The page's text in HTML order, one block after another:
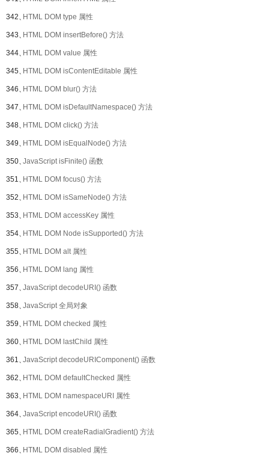
342、HTML DOM type 属性
343、HTML DOM insertBefore() 方法
344、HTML DOM value 属性
345、HTML DOM isContentEditable 属性
346、HTML DOM blur() 方法
347、HTML DOM isDefaultNamespace() 方法
348、HTML DOM click() 方法
349、HTML DOM isEqualNode() 方法
350、JavaScript isFinite() 函数
351、HTML DOM focus() 方法
352、HTML DOM isSameNode() 方法
353、HTML DOM accessKey 属性
354、HTML DOM Node isSupported() 方法
355、HTML DOM alt 属性
356、HTML DOM lang 属性
357、JavaScript decodeURI() 函数
358、JavaScript 全局对象
359、HTML DOM checked 属性
360、HTML DOM lastChild 属性
361、JavaScript decodeURIComponent() 函数
362、HTML DOM defaultChecked 属性
363、HTML DOM namespaceURI 属性
364、JavaScript encodeURI() 函数
365、HTML DOM createRadialGradient() 方法
366、HTML DOM disabled 属性